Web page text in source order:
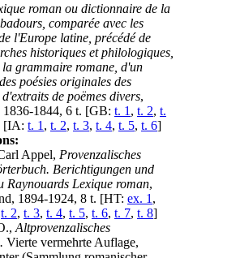
roman ou dictionnaire de la
comparée avec les
l'Europe latine, précédé de
historiques et philologiques,
la grammaire romane, d'un
poésies originales des
de poëmes divers,
1836-1844, 6 t. [GB: t. 1 , t. 2, t.
[IA: t. 1 , t. 2, t. 3, t. 4, t. 5, t. 6]
Appel, Provenzalisches
Berichtigungen und
Raynouards Lexique roman,
1894-1924, 8 t. [HT: ex. 1 ,
t. 2, t. 3, t. 4, t. 5, t. 6, t. 7, t. 8]
Altprovenzalisches
Vierte vermehrte Auflage,